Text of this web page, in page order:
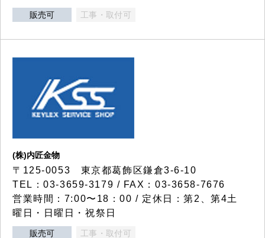
販売可 工事・取付可
(株)内匠金物
〒125-0053 東京都葛飾区鎌倉3-6-10
TEL：03-3659-3179 / FAX：03-3658-7676
営業時間：7:00〜18：00 / 定休日：第2、第4土
曜日・日曜日・祝祭日
販売可 工事・取付可